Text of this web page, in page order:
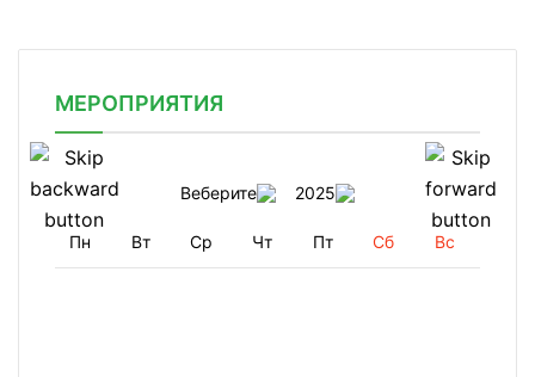
МЕРОПРИЯТИЯ
Веберите 2025
Пн Вт Ср Чт Пт Сб Вс